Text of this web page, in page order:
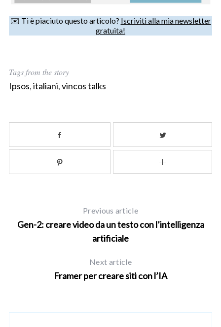
✉️ Ti è piaciuto questo articolo? Iscriviti alla mia newsletter
gratuita!
Tags from the story
Ipsos,italiani,vincos talks
Previous article
Gen-2: creare video da un testo con l’intelligenza
artificiale
Next article
Framer per creare siti con l’IA